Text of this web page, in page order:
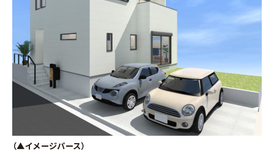
宿泊型モデルハウス
∟宿泊体験予約
∟内覧予約
∟ご宿泊体験者フォト
分譲情報
（▲イメージパース）